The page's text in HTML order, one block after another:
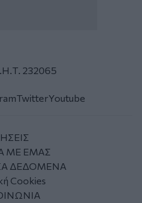
232065
TwitterYoutube
ΜΕ ΕΜΑΣ
ΔΕΔΟΜΕΝΑ
Cookies